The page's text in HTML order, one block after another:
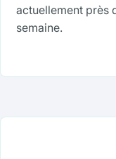
actuellement près
semaine.